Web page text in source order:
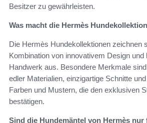
Besitzer zu gewährleisten.
Was macht die Hermès
Die Hermès Hundekollektionen zeichnen
Kombination von innovativem Design und
Handwerk aus. Besondere Merkmale
edler Materialien, einzigartige Schnitte
Farben und Mustern, die den exklusiven
bestätigen.
Sind die Hundemäntel von Hermès nur